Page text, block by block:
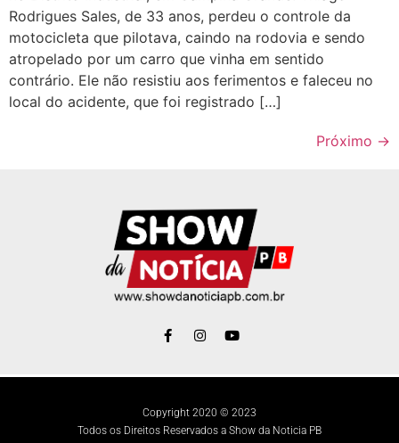
Rodrigues Sales, de 33 anos, perdeu o controle da
motocicleta que pilotava, caindo na rodovia e sendo
atropelado por um carro que vinha em sentido
contrário. Ele não resistiu aos ferimentos e faleceu no
local do acidente, que foi registrado […]
Próximo →
Copyright 2020 © 2023
Todos os Direitos Reservados a Show da Noticia PB